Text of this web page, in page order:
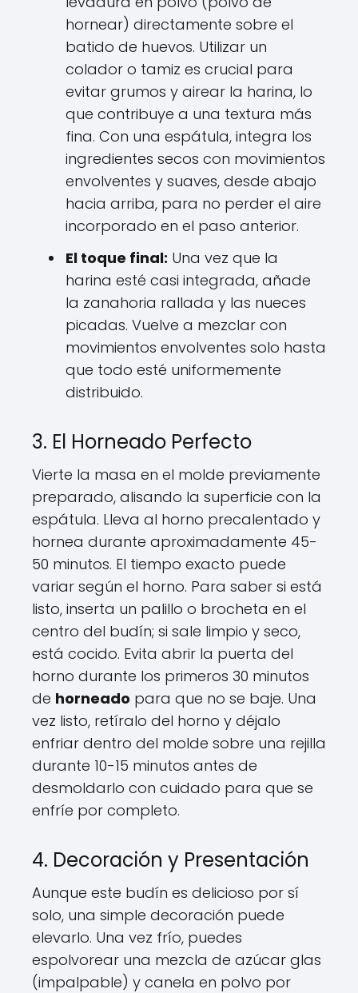
hornear) directamente sobre el
batido de huevos. Utilizar un
colador o tamiz es crucial para
evitar grumos y airear la harina, lo
que contribuye a una textura más
fina. Con una espátula, integra los
ingredientes secos con movimientos
envolventes y suaves, desde abajo
hacia arriba, para no perder el aire
incorporado en el paso anterior.
El toque final: Una vez que la
harina esté casi integrada, añade
la zanahoria rallada y las nueces
picadas. Vuelve a mezclar con
movimientos envolventes solo hasta
que todo esté uniformemente
distribuido.
3. El Horneado Perfecto
Vierte la masa en el molde previamente
preparado, alisando la superficie con la
espátula. Lleva al horno precalentado y
hornea durante aproximadamente 45-
50 minutos. El tiempo exacto puede
variar según el horno. Para saber si está
listo, inserta un palillo o brocheta en el
centro del budín; si sale limpio y seco,
está cocido. Evita abrir la puerta del
horno durante los primeros 30 minutos
de horneado para que no se baje. Una
vez listo, retíralo del horno y déjalo
enfriar dentro del molde sobre una rejilla
durante 10-15 minutos antes de
desmoldarlo con cuidado para que se
enfríe por completo.
4. Decoración y Presentación
Aunque este budín es delicioso por sí
solo, una simple decoración puede
elevarlo. Una vez frío, puedes
espolvorear una mezcla de azúcar glas
(impalpable) y canela en polvo por